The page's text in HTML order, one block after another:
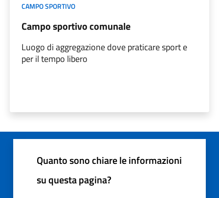
CAMPO SPORTIVO
Campo sportivo comunale
Luogo di aggregazione dove praticare sport e
per il tempo libero
Quanto sono chiare le informazioni
su questa pagina?